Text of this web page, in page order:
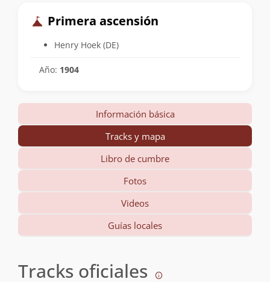
Primera ascensión
Henry Hoek (DE)
Año: 1904
Información básica
Tracks y mapa
Libro de cumbre
Fotos
Videos
Guías locales
Tracks oficiales